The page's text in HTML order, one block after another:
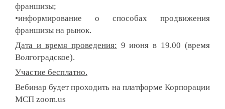
франшизы;
•информирование о способах продвижения
франшизы на рынок.
Дата и время проведения: 9 июня в 19.00 (время
Волгоградское).
Участие бесплатно.
Вебинар будет проходить на платформе Корпорации
МСП zoom.us